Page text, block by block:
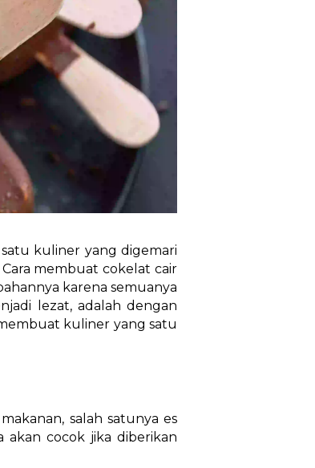
kuliner yang digemari
membuat cokelat cair
karena semuanya
lezat, adalah dengan
kuliner yang satu
salah satunya es
akan cocok jika diberikan